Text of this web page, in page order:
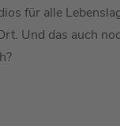
für alle
Und das auch